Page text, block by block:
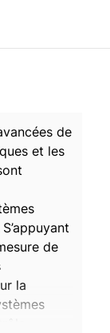
de
et les
de
la